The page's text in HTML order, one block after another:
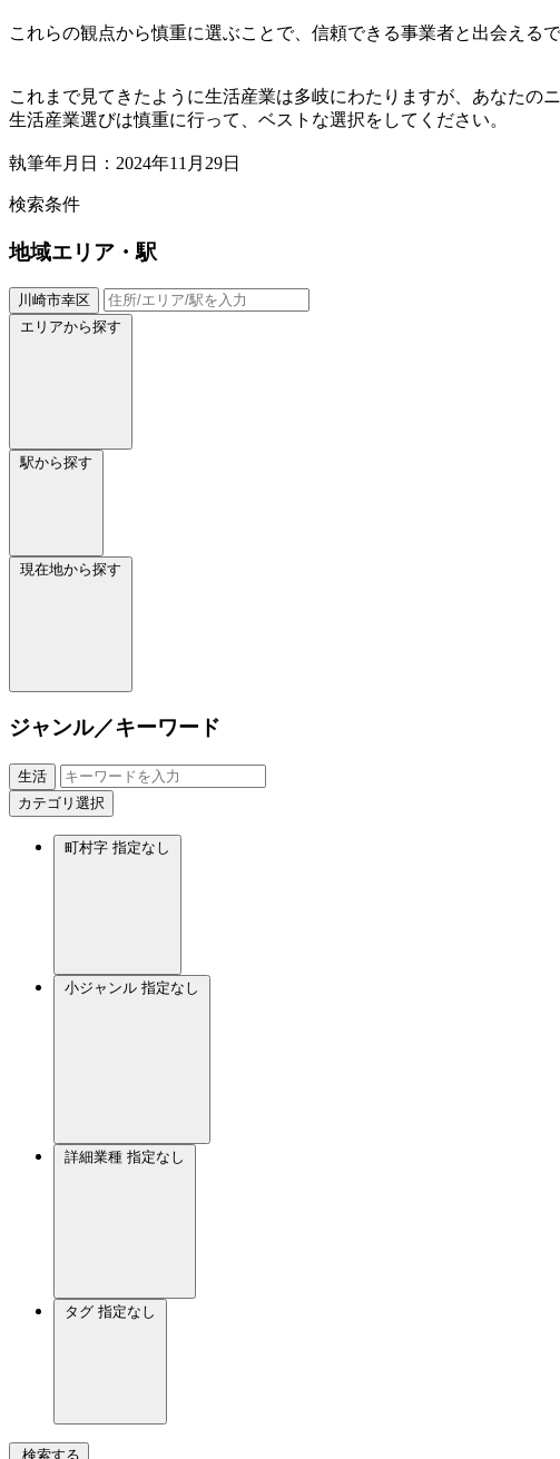
これらの観点から慎重に選ぶことで、信頼できる事業者と出会えるで
これまで見てきたように生活産業は多岐にわたりますが、あなたの
生活産業選びは慎重に行って、ベストな選択をしてください。
執筆年月日：2024年11月29日
検索条件
地域エリア・駅
川崎市幸区
エリアから探す
駅から探す
現在地から探す
ジャンル／キーワード
生活
カテゴリ選択
町村字 指定なし
小ジャンル 指定なし
詳細業種 指定なし
タグ 指定なし
検索する